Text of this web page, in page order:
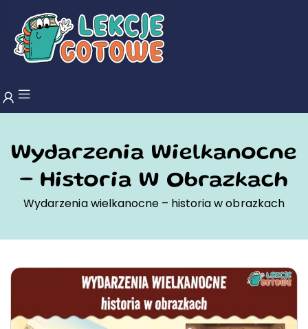
Wydarzenia Wielkanocne
– Historia W Obrazkach
Wydarzenia wielkanocne – historia w obrazkach